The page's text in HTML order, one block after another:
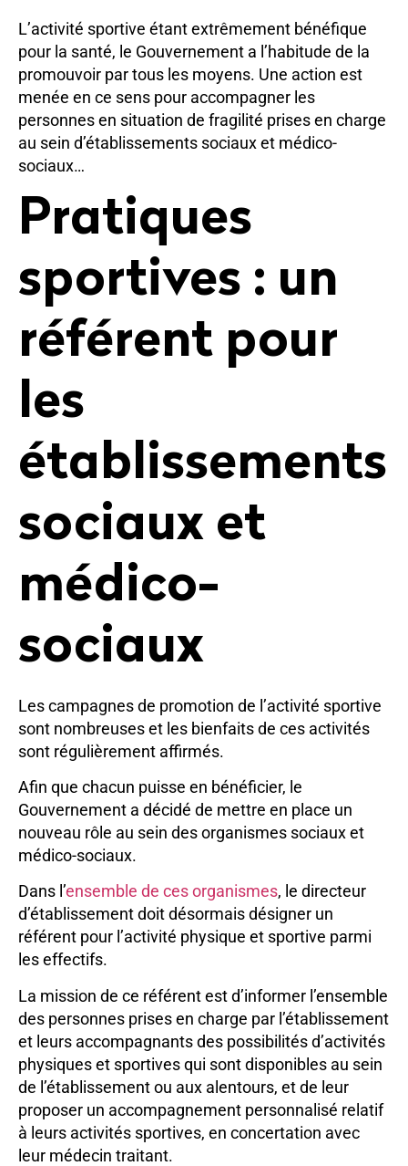
L’activité sportive étant extrêmement bénéfique
pour la santé, le Gouvernement a l’habitude de la
promouvoir par tous les moyens. Une action est
menée en ce sens pour accompagner les
personnes en situation de fragilité prises en charge
au sein d’établissements sociaux et médico-
sociaux…
Pratiques
sportives : un
référent pour
les
établissements
sociaux et
médico-
sociaux
Les campagnes de promotion de l’activité sportive
sont nombreuses et les bienfaits de ces activités
sont régulièrement affirmés.
Afin que chacun puisse en bénéficier, le
Gouvernement a décidé de mettre en place un
nouveau rôle au sein des organismes sociaux et
médico-sociaux.
Dans l’ensemble de ces organismes, le directeur
d’établissement doit désormais désigner un
référent pour l’activité physique et sportive parmi
les effectifs.
La mission de ce référent est d’informer l’ensemble
des personnes prises en charge par l’établissement
et leurs accompagnants des possibilités d’activités
physiques et sportives qui sont disponibles au sein
de l’établissement ou aux alentours, et de leur
proposer un accompagnement personnalisé relatif
à leurs activités sportives, en concertation avec
leur médecin traitant.